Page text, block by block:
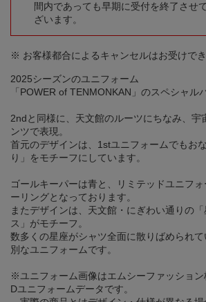
間内であっても早期に受付を終了させ
ざいます。
※ お客様都合によるキャンセルはお受けでき
2025シーズンのユニフォーム
「POWER of TENMONKAN」のスペシャル
2ndと同様に、天文館のルーツにちなみ、宇
ンツで表現。
首元のデザインは、1stユニフォームでもお
り」をモチーフにしています。
ゴールキーパーは青と、リミテッドユニフ
ーリングとなっております。
またデザインは、天文館・にぎわい通りの
ス」がモチーフ。
数多くの星座がシャツ全面に散りばめられ
別なユニフォームです。
※ユニフォーム画像はエムシーファッショ
Dユニフォームデータです。